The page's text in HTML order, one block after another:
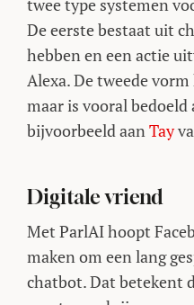
twee type systemen
De eerste bestaat uit
hebben en een actie
Alexa. De tweede
maar is vooral
bijvoorbeeld aanTay
Digitale vriend
Met ParlAI hoopt
maken om een lang
chatbot. Dat betekent